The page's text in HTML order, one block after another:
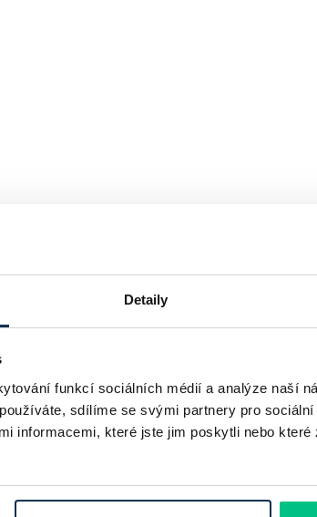
Detaily
funkcí sociálních médií a analýze naší
sdílíme se svými partnery pro
informacemi, které jste jim poskytli nebo